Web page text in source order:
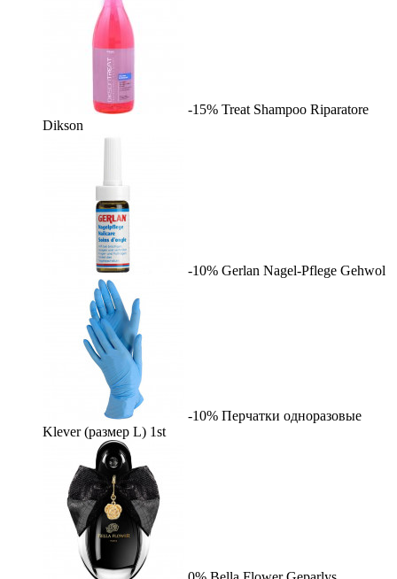
-15% Treat Shampoo Riparatore
Dikson
-10% Gerlan Nagel-Pflege Gehwol
-10% Перчатки одноразовые
Klever (размер L) 1st